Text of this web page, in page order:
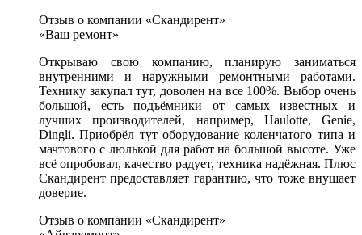
Отзыв о компании «Скандирент»
«Ваш ремонт»
Открываю свою компанию, планирую заниматься
внутренними и наружными ремонтными работами.
Технику закупал тут, доволен на все 100%. Выбор очень
большой, есть подъёмники от самых известных и
лучших производителей, например, Haulotte, Genie,
Dingli. Приобрёл тут оборудование коленчатого типа и
мачтового с люлькой для работ на большой высоте. Уже
всё опробовал, качество радует, техника надёжная. Плюс
Скандирент предоставляет гарантию, что тоже внушает
доверие.
Отзыв о компании «Скандирент»